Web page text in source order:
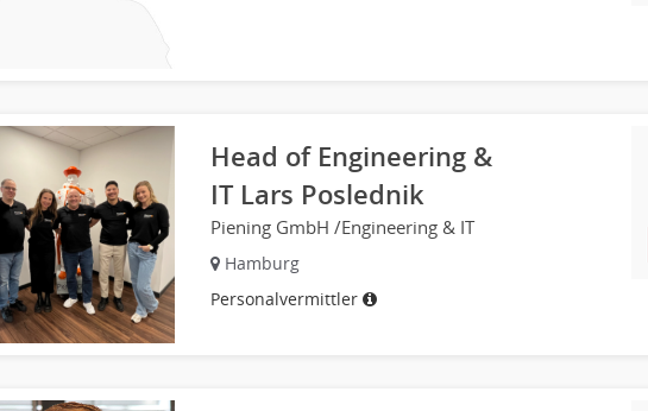
Head of Engineering &
IT Lars Poslednik
Piening GmbH /Engineering & IT
Hamburg
Personalvermittler